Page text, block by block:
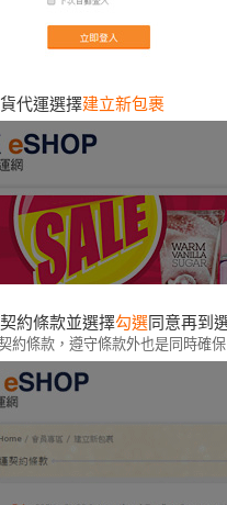
代運選擇建立新包裹
約條款並選擇勾選同意再到
約條款，遵守條款外也是同時確保